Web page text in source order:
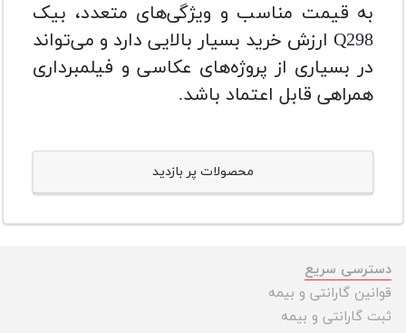
به قیمت مناسب و ویژگی‌های متعدد، بیک
Q298 ارزش خرید بسیار بالایی دارد و می‌تواند
در بسیاری از پروژه‌های عکاسی و فیلمبرداری
همراهی قابل اعتماد باشد.
محصولات پر بازدید
دسترسی سریع
قوانین گارانتی و بیمه
ثبت گارانتی و بیمه